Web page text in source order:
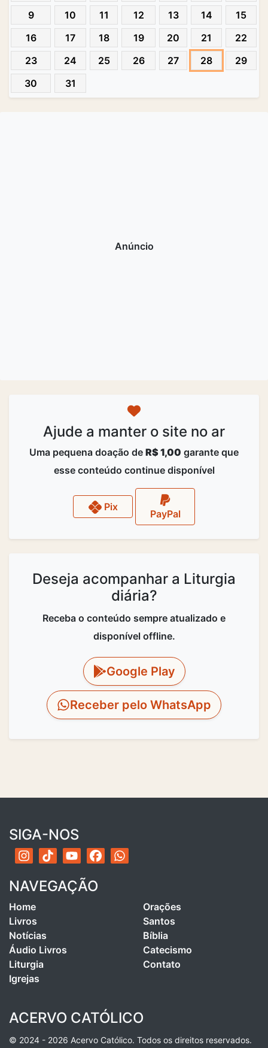
9
10 11 12 13 14
15
16
17 18 19 20 21
22
23
24 25 26 27 28
29
30
31
Ajude a manter o site no ar
Uma pequena doação de R$ 1,00 garante que
esse conteúdo continue disponível
Pix
PayPal
Deseja acompanhar a Liturgia
diária?
Receba o conteúdo sempre atualizado e
disponível offline.
Google Play
Receber pelo WhatsApp
SIGA-NOS
NAVEGAÇÃO
Home
Livros
Notícias
Áudio Livros
Liturgia
Igrejas
Orações
Santos
Bíblia
Catecismo
Contato
ACERVO CATÓLICO
© 2024 - 2026 Acervo Católico. Todos os direitos reservados.